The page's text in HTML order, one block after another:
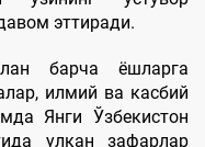
эттиради.
барча ёшларга
илмий ва касбий
Янги Ўзбекистон
улкан зафарлар